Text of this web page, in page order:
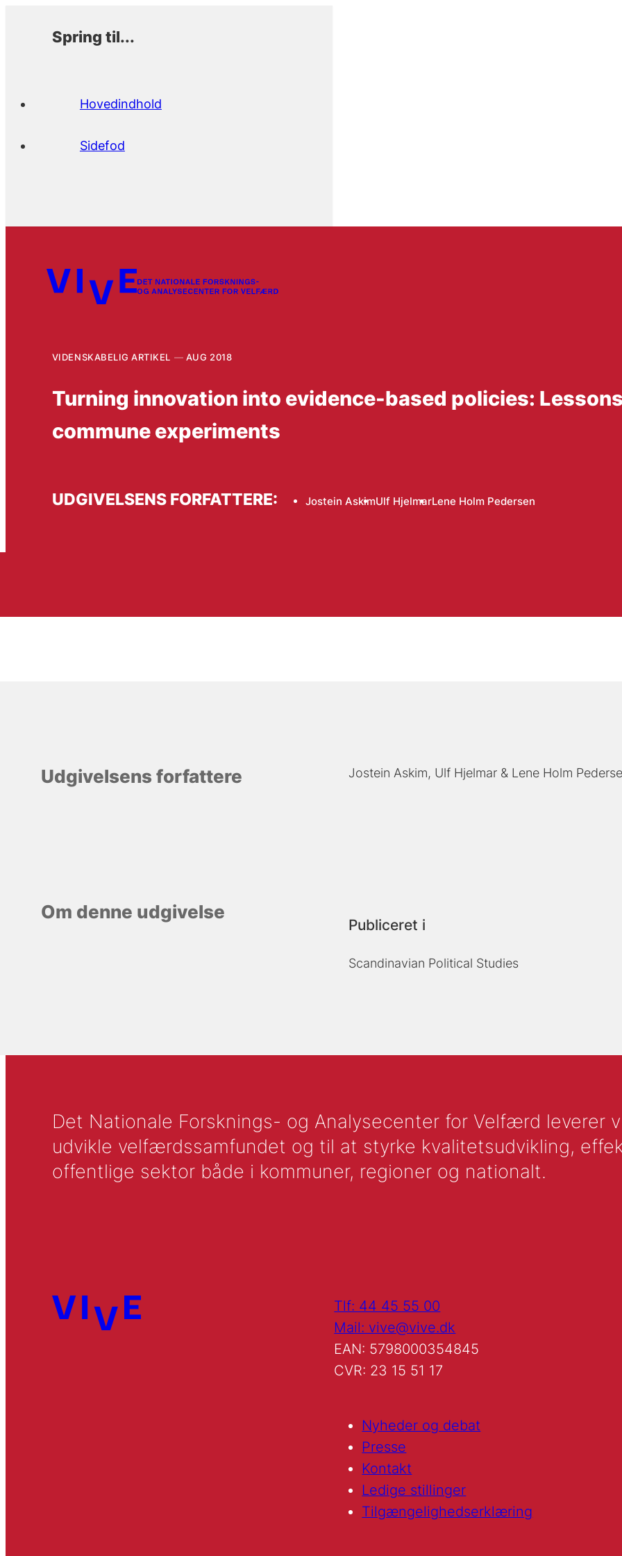
Spring til...
Hovedindhold
Sidefod
VIDENSKABELIG ARTIKEL AUG 2018
Turning innovation into evidence-based policies:
commune experiments
UDGIVELSENS FORFATTERE: Jostein AskimUlf HjelmarLene Holm Pedersen
Udgivelsens forfattere Jostein Askim Ulf Hjelmar Lene Holm
Om denne udgivelse
Publiceret i
Scandinavian Political Studies
Det Nationale Forsknings- og Analysecenter for Velfærd leverer
udvikle velfærdssamfundet og til at styrke kvalitetsudvikling,
offentlige sektor både i kommuner, regioner og nationalt.
Tlf: 44 45 55 00
Mail: vive@vive.dk
EAN: 5798000354845
CVR: 23 15 51 17
Nyheder og debat
Presse
Kontakt
Ledige stillinger
Tilgængelighedserklæring